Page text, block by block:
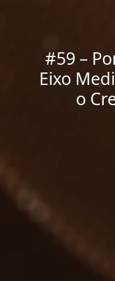
#59 –
Eixo
o